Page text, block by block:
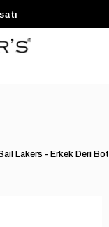
Keşfet
Lakers - Erkek Deri Bot